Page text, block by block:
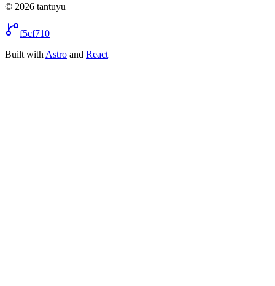
© 2026 tantuyu
f5cf710
Built with Astro and React